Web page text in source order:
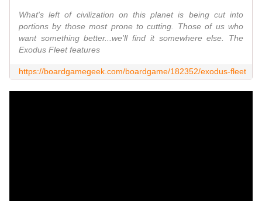
What's left of civilization on this planet is being cut into
portions by those most prone to cutting. Those of us who
want something better...we'll find it somewhere else. The
Exodus Fleet features
https://boardgamegeek.com/boardgame/182352/exodus-fleet